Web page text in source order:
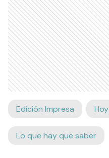
Edición Impresa Hoy
Lo que hay que saber